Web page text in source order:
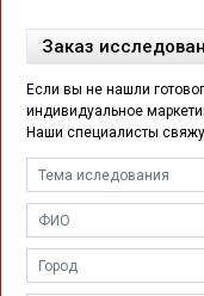
Заказ
Если вы не нашли
индивидуальное
Наши специалисты